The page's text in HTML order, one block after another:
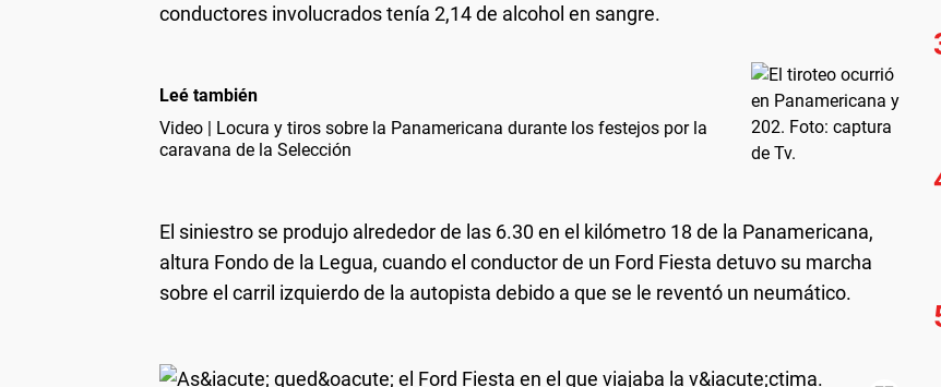
conductores involucrados tenía 2,14 de alcohol en sangre.
Leé también
Video | Locura y tiros sobre la Panamericana durante los festejos por la
caravana de la Selección
El siniestro se produjo alrededor de las 6.30 en el kilómetro 18 de la Panamericana,
altura Fondo de la Legua, cuando el conductor de un Ford Fiesta detuvo su marcha
sobre el carril izquierdo de la autopista debido a que se le reventó un neumático.